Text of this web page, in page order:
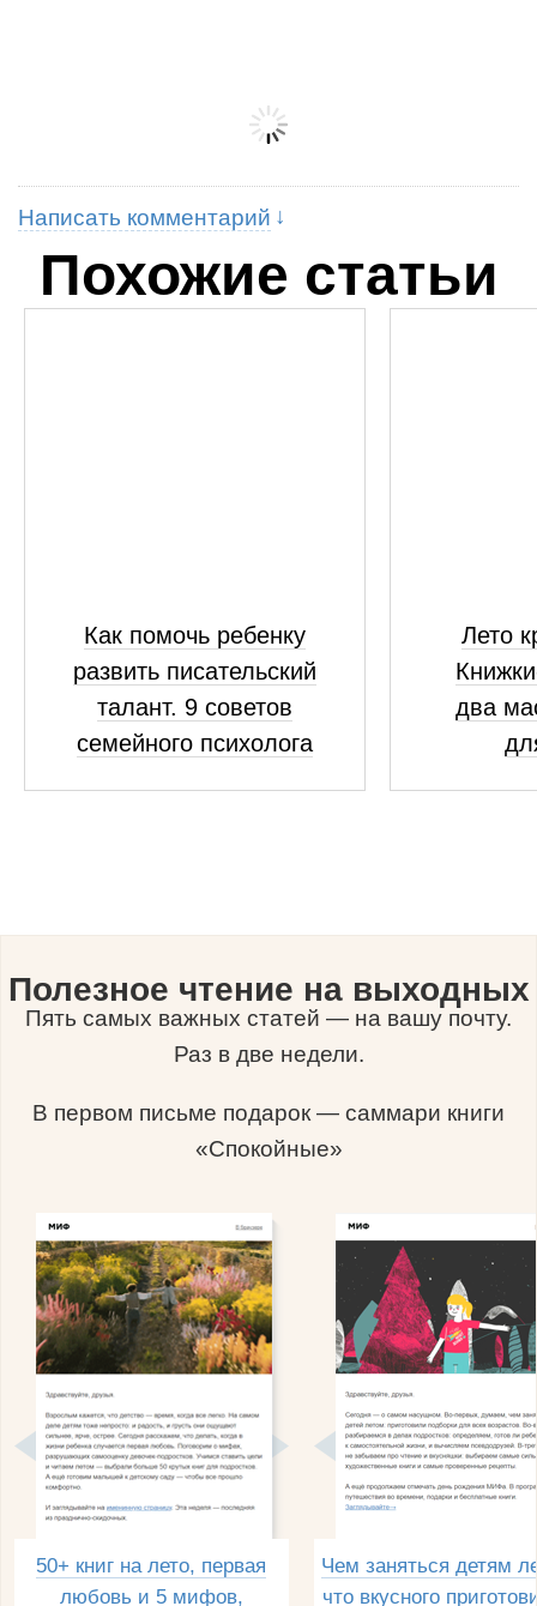
Написать комментарий
Похожие статьи
Как помочь ребенку
развить писательский
талант. 9 советов
семейного психолога
Лето
два
Полезное чтение на выходных
Пять самых важных статей — на вашу почту.
Раз в две недели.
В первом письме подарок — саммари книги
«Спокойные»
50+ книг на лето, первая
любовь и 5 мифов,
Чем заняться детям
что вкусного